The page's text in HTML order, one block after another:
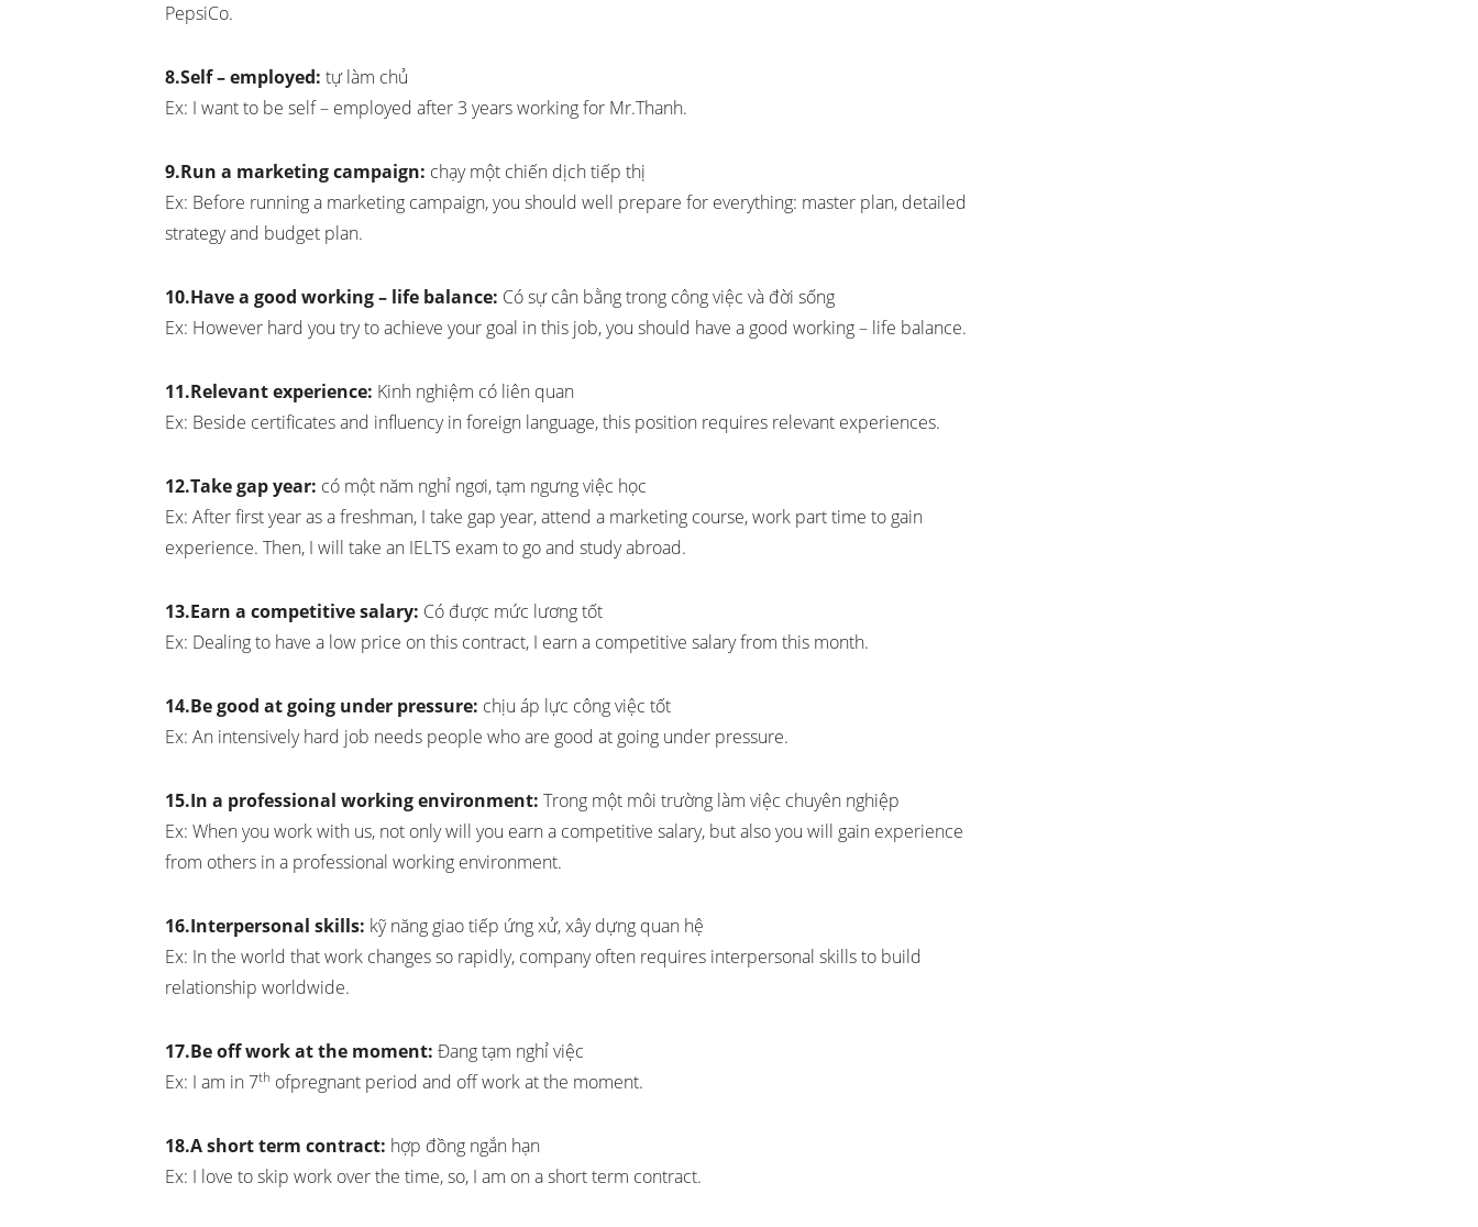
PepsiCo.
8.Self – employed: tự làm chủ
Ex: I want to be self – employed after 3 years working for Mr.Thanh.
9.Run a marketing campaign: chạy một chiến dịch tiếp thị
Ex: Before running a marketing campaign, you should well prepare for everything: master plan, detailed
strategy and budget plan.
10.Have a good working – life balance: Có sự cân bằng trong công việc và đời sống
Ex: However hard you try to achieve your goal in this job, you should have a good working – life balance.
11.Relevant experience: Kinh nghiệm có liên quan
Ex: Beside certificates and influency in foreign language, this position requires relevant experiences.
12.Take gap year: có một năm nghỉ ngơi, tạm ngưng việc học
Ex: After first year as a freshman, I take gap year, attend a marketing course, work part time to gain
experience. Then, I will take an IELTS exam to go and study abroad.
13.Earn a competitive salary: Có được mức lương tốt
Ex: Dealing to have a low price on this contract, I earn a competitive salary from this month.
14.Be good at going under pressure: chịu áp lực công việc tốt
Ex: An intensively hard job needs people who are good at going under pressure.
15.In a professional working environment: Trong một môi trường làm việc chuyên nghiệp
Ex: When you work with us, not only will you earn a competitive salary, but also you will gain experience
from others in a professional working environment.
16.Interpersonal skills: kỹ năng giao tiếp ứng xử, xây dựng quan hệ
Ex: In the world that work changes so rapidly, company often requires interpersonal skills to build
relationship worldwide.
17.Be off work at the moment: Đang tạm nghỉ việc
Ex: I am in 7th ofpregnant period and off work at the moment.
18.A short term contract: hợp đồng ngắn hạn
Ex: I love to skip work over the time, so, I am on a short term contract.